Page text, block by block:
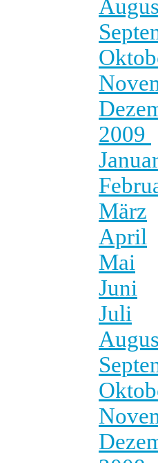
2009
März
April
Mai
Juni
Juli